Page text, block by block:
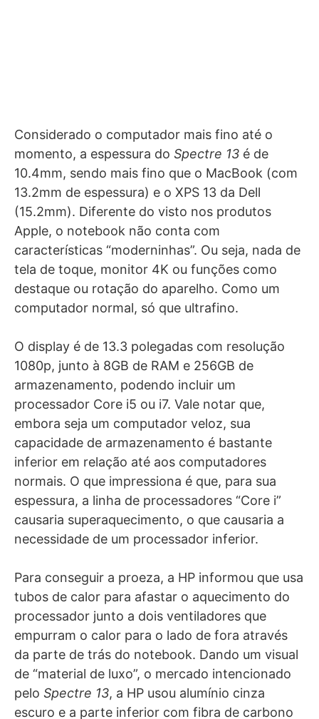
Considerado o computador mais fino até o
momento, a espessura do Spectre 13 é de
10.4mm, sendo mais fino que o MacBook (com
13.2mm de espessura) e o XPS 13 da Dell
(15.2mm). Diferente do visto nos produtos
Apple, o notebook não conta com
características “moderninhas”. Ou seja, nada de
tela de toque, monitor 4K ou funções como
destaque ou rotação do aparelho. Como um
computador normal, só que ultrafino.
O display é de 13.3 polegadas com resolução
1080p, junto à 8GB de RAM e 256GB de
armazenamento, podendo incluir um
processador Core i5 ou i7. Vale notar que,
embora seja um computador veloz, sua
capacidade de armazenamento é bastante
inferior em relação até aos computadores
normais. O que impressiona é que, para sua
espessura, a linha de processadores “Core i”
causaria superaquecimento, o que causaria a
necessidade de um processador inferior.
Para conseguir a proeza, a HP informou que usa
tubos de calor para afastar o aquecimento do
processador junto a dois ventiladores que
empurram o calor para o lado de fora através
da parte de trás do notebook. Dando um visual
de “material de luxo”, o mercado intencionado
pelo Spectre 13, a HP usou alumínio cinza
escuro e a parte inferior com fibra de carbono